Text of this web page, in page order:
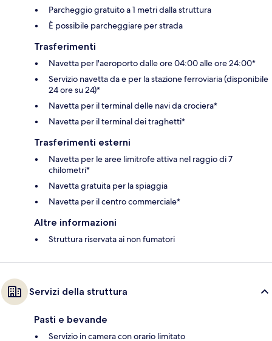
Parcheggio gratuito a 1 metri dalla struttura
È possibile parcheggiare per strada
Trasferimenti
Navetta per l'aeroporto dalle ore 04:00 alle ore 24:00*
Servizio navetta da e per la stazione ferroviaria (disponibile
24 ore su 24)*
Navetta per il terminal delle navi da crociera*
Navetta per il terminal dei traghetti*
Trasferimenti esterni
Navetta per le aree limitrofe attiva nel raggio di 7
chilometri*
Navetta gratuita per la spiaggia
Navetta per il centro commerciale*
Altre informazioni
Struttura riservata ai non fumatori
Servizi della struttura
Pasti e bevande
Servizio in camera con orario limitato